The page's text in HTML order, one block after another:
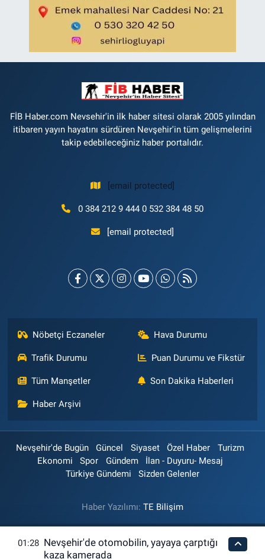
FİB Haber.com Nevsehir'in ilk haber sitesi olarak 2005 yılından
itibaren yayın hayatını sürdüren Nevşehir'in tüm gelişmelerini
takip edebileceğiniz haber portalıdır.
[email protected]
0 384 212 9 444 0 532 384 48 50
[email protected]
Nöbetçi Eczaneler Hava Durumu
Trafik Durumu Puan Durumu ve Fikstür
Tüm Manşetler Son Dakika Haberleri
Haber Arşivi
Nevşehir'de Bugün Güncel Siyaset Özel Haber
Turizm
Ekonomi
Spor Gündem
İlan - Duyuru- Mesaj
Türkiye Gündemi
Sizden Gelenler
Haber Yazılımı: TE Bilişim
01:28 Nevşehir'de otomobilin, yayaya çarptığı
kaza kamerada